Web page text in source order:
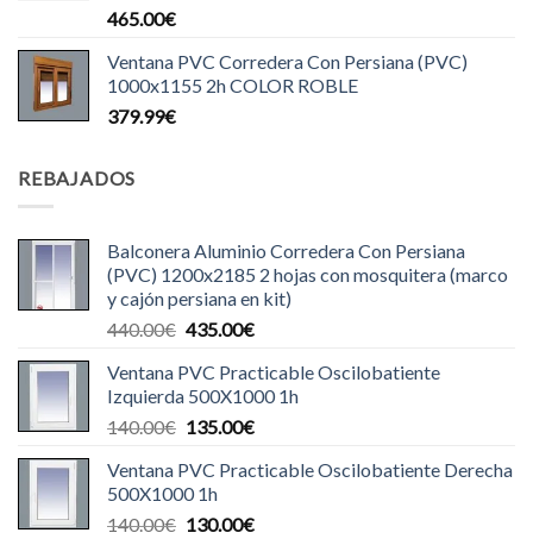
465.00€
Ventana PVC Corredera Con Persiana (PVC)
1000x1155 2h COLOR ROBLE
379.99€
REBAJADOS
Balconera Aluminio Corredera Con Persiana
(PVC) 1200x2185 2 hojas con mosquitera (marco
y cajón persiana en kit)
440.00€ El
original
era:
440.00€.
435.00€El
actual
es:
435.00€.
Ventana PVC Practicable Oscilobatiente
Izquierda 500X1000 1h
140.00€ El
original
era:
140.00€.
135.00€El
actual
135.00€.
Ventana PVC Practicable Oscilobatiente Derecha
500X1000 1h
140.00€ El
130.00€El